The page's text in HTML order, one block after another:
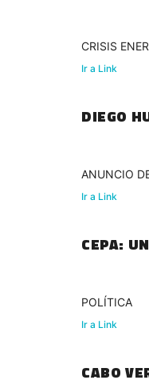
CRISIS
Ir a Link
DIEGO
ANUNCIO
Ir a Link
CEPA:
POLÍTICA
Ir a Link
CABO